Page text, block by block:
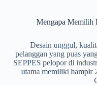
Mengapa Memilih
Desain unggul,
pelanggan yang puas
SEPPES pelopor di
utama memiliki hampir